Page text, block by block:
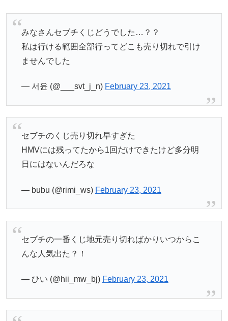
みなさんセブチくじどうでした…？？
私は行ける範囲全部行ってどこも売り切れで引け
ませんでした
— 서윤 (@___svt_j_n) February 23, 2021
セブチのくじ売り切れ早すぎた
HMVには残ってたから1回だけできたけど多分明
日にはないんだろな
— bubu (@rimi_ws) February 23, 2021
セブチの一番くじ地元売り切ればかりいつからこ
んな人気出た？！
— ひい (@hii_mw_bj) February 23, 2021